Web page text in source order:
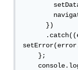
        setData(res.data)
        navigate('/')
      })
      .catch((error) =>
    };
    console.log(data)